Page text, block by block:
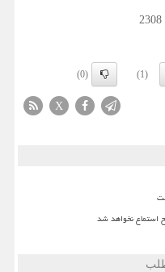
2308
(1)
(0)
X
استماع نخواهد شد